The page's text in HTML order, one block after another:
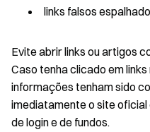
links falsos
Evite abrir links ou artigos
Caso tenha clicado em
informações tenham sido
imediatamente o site oficial
de login e de fundos.